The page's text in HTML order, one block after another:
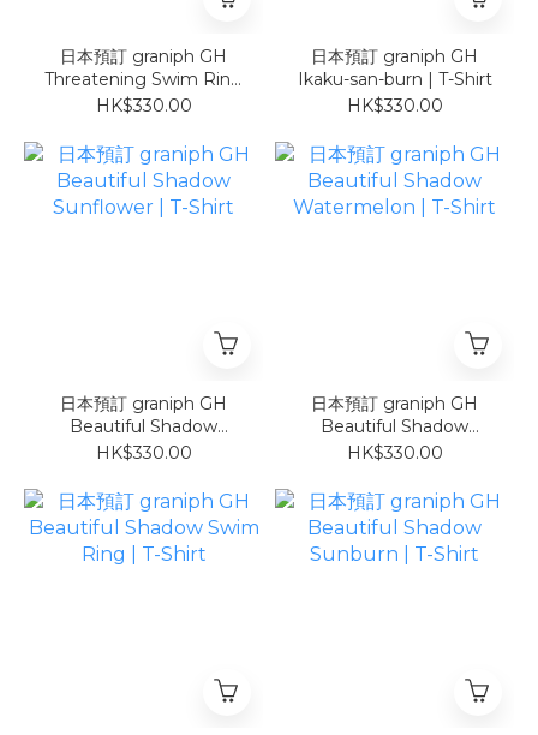
日本預訂 graniph GH
Threatening Swim Ring
| T-Shirt
HK$330.00
日本預訂 graniph GH
Ikaku-san-burn | T-Shirt
HK$330.00
日本預訂 graniph GH
Beautiful Shadow
Sunflower | T-Shirt
HK$330.00
日本預訂 graniph GH
Beautiful Shadow
Watermelon | T-Shirt
HK$330.00